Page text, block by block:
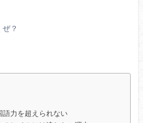
？
語力を超えられない